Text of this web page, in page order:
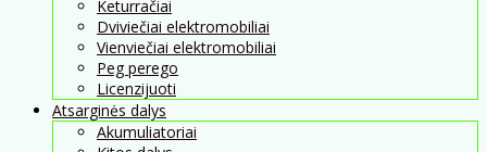
Keturračiai
Dviviečiai elektromobiliai
Vienviečiai elektromobiliai
Peg perego
Licenzijuoti
Atsarginės dalys
Akumuliatoriai